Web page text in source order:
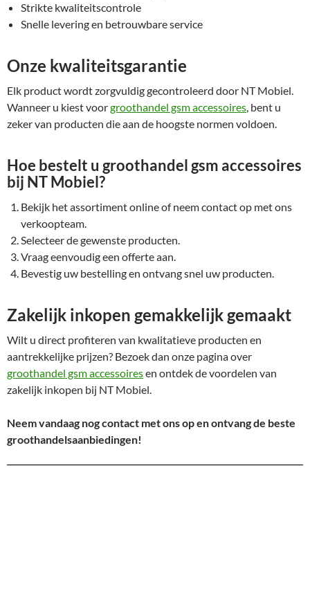
Strikte kwaliteitscontrole
Snelle levering en betrouwbare service
Onze kwaliteitsgarantie
Elk product wordt zorgvuldig gecontroleerd door NT Mobiel.
Wanneer u kiest voorgroothandel gsm accessoires, bent u
zeker van producten die aan de hoogste normen voldoen.
Hoe bestelt u groothandel gsm accessoires
bij NT Mobiel?
Bekijk het assortiment online of neem contact op met ons
verkoopteam.
Selecteer de gewenste producten.
Vraag eenvoudig een offerte aan.
Bevestig uw bestelling en ontvang snel uw producten.
Zakelijk inkopen gemakkelijk gemaakt
Wilt u direct profiteren van kwalitatieve producten en
aantrekkelijke prijzen? Bezoek dan onze pagina over
groothandel gsm accessoiresen ontdek de voordelen van
zakelijk inkopen bij NT Mobiel.
Neem vandaag nog contact met ons op en ontvang de beste
groothandelsaanbiedingen!